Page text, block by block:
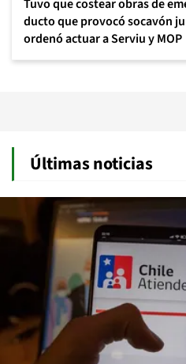
Tuvo que costear obras de
ducto que provocó socavón
ordenó actuar a Serviu y MOP
Últimas noticias